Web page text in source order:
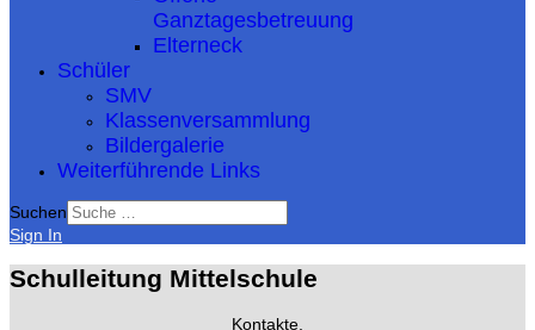
Ganztagesbetreuung
Elterneck
Schüler
SMV
Klassenversammlung
Bildergalerie
Weiterführende Links
Suchen
Sign In
Schulleitung Mittelschule
Kontakte,